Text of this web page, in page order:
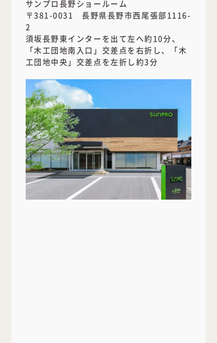
サンプロ長野ショールーム
〒381-0031 長野県長野市西尾張部1116-
2
須坂長野東インターを出て左へ約10分、
「木工団地南入口」交差点を右折し、「木
工団地中央」交差点を左折し約3分